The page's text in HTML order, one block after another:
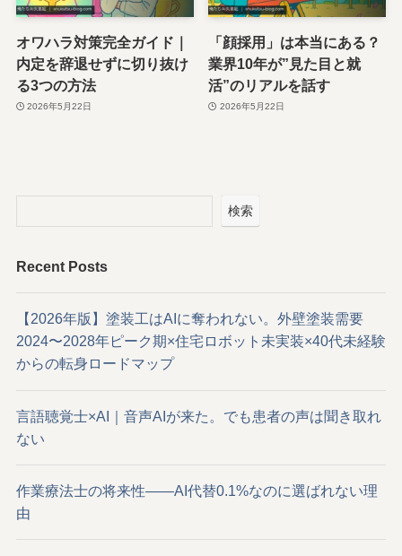
オワハラ対策完全ガイド｜
内定を辞退せずに切り抜け
る3つの方法
2026年5月22日
「顔採用」は本当にある？
業界10年が”見た目と就
活”のリアルを話す
2026年5月22日
検索
Recent Posts
【2026年版】塗装工はAIに奪われない。外壁塗装需要
2024〜2028年ピーク期×住宅ロボット未実装×40代未経験
からの転身ロードマップ
言語聴覚士×AI｜音声AIが来た。でも患者の声は聞き取れ
ない
作業療法士の将来性——AI代替0.1%なのに選ばれない理
由